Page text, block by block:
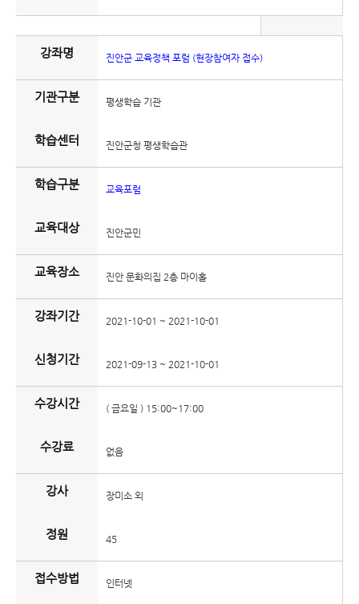
강좌명 진안군 교육정책 포럼 (현장참여자 접수)
기관구분 평생학습 기관
학습센터 진안군청 평생학습관
학습구분 교육포럼
교육대상 진안군민
교육장소 진안 문화의집 2층 마이홀
강좌기간 2021-10-01 ~ 2021-10-01
신청기간 2021-09-13 ~ 2021-10-01
수강시간 ( 금요일 ) 15:00~17:00
수강료 없음
강사 장미소 외
정원 45
접수방법 인터넷